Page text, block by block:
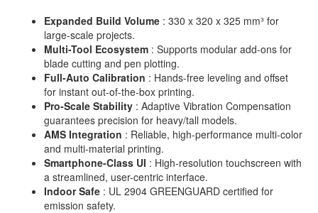
Expanded Build Volume : 330 x 320 x 325 mm³ for
large-scale projects.
Multi-Tool Ecosystem : Supports modular add-ons for
blade cutting and pen plotting.
Full-Auto Calibration : Hands-free leveling and offset
for instant out-of-the-box printing.
Pro-Scale Stability : Adaptive Vibration Compensation
guarantees precision for heavy/tall models.
AMS Integration : Reliable, high-performance multi-color
and multi-material printing.
Smartphone-Class UI : High-resolution touchscreen with
a streamlined, user-centric interface.
Indoor Safe : UL 2904 GREENGUARD certified for
emission safety.